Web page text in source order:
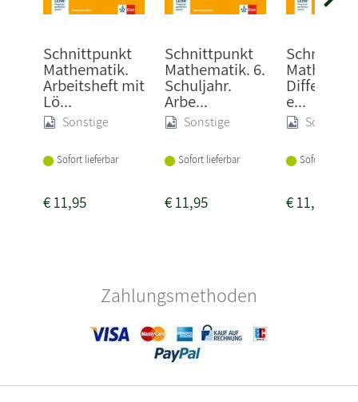
Schnittpunkt
Mathematik.
Arbeitsheft mit
Lö...
Sonstige
Sofort lieferbar
€11,95
Schnittpunkt
Mathematik. 6.
Schuljahr.
Arbe...
Sonstige
Sofort lieferbar
€11,95
e...
Sonstige
Sofort
€11,95
Zahlungsmethoden